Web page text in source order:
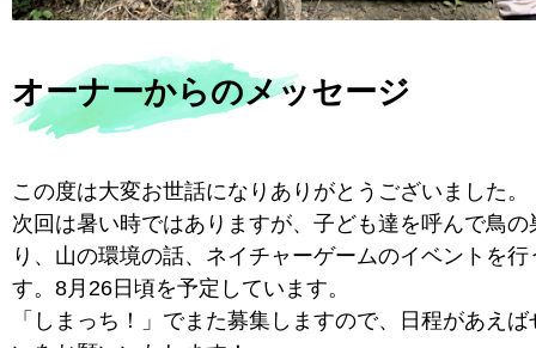
オーナーからのメッセージ
この度は大変お世話になりありがとうございました。
次回は暑い時ではありますが、子ども達を呼んで鳥の
り、山の環境の話、ネイチャーゲームのイベントを行
す。8月26日頃を予定しています。
「しまっち！」でまた募集しますので、日程があえ